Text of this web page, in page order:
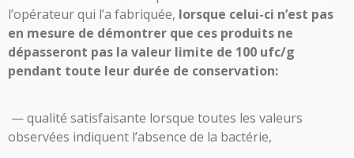
l’opérateur qui l’a fabriquée, lorsque celui-ci n’est pas
en mesure de démontrer que ces produits ne
dépasseront pas la valeur limite de 100 ufc/g
pendant toute leur durée de conservation:
— qualité satisfaisante lorsque toutes les valeurs
observées indiquent l’absence de la bactérie,